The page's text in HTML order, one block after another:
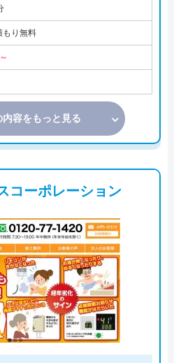
もり無料
容をもっと見る
コーポレーション